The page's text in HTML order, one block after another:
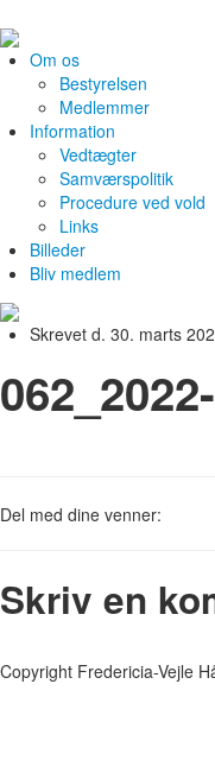
Om os
Bestyrelsen
Medlemmer
Information
Vedtægter
Samværspolitik
Procedure ved vold
Links
Billeder
Bliv medlem
Skrevet d. 30. marts
Del med dine venner:
Skriv en
Copyright Fredericia-Vejle